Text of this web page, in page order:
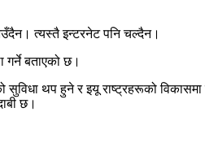
त्यस्तै इन्टरनेट पनि चल्दैन।
गर्ने बताएको छ।
थप हुने र इयू राष्ट्रहरूको विकासमा
छ।